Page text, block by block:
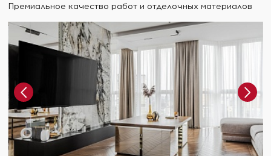
Премиальное качество работ и отделочных материалов